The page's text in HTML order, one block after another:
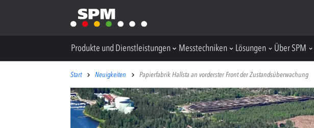
Produkte und Dienstleistungen Messtechniken Lösungen Über SPM
Start Neuigkeiten Papierfabrik Hallsta an vorderster Front der Zustandsüberwachung